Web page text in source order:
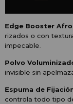
Edge Booster Afro
rizados o con
impecable.
Polvo
invisible sin
Espuma de
controla todo tipo